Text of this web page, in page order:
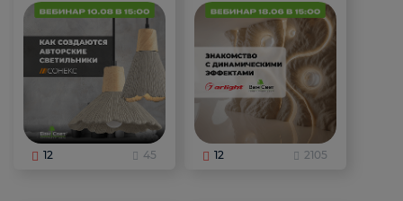
12 45 12 2105